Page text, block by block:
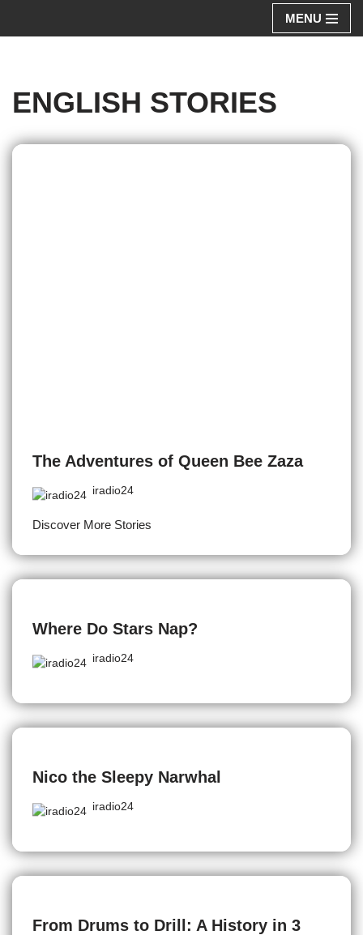
MENU
ENGLISH STORIES
The Adventures of Queen Bee Zaza
iradio24
Discover More Stories
Where Do Stars Nap?
iradio24
Nico the Sleepy Narwhal
iradio24
From Drums to Drill: A History in 3